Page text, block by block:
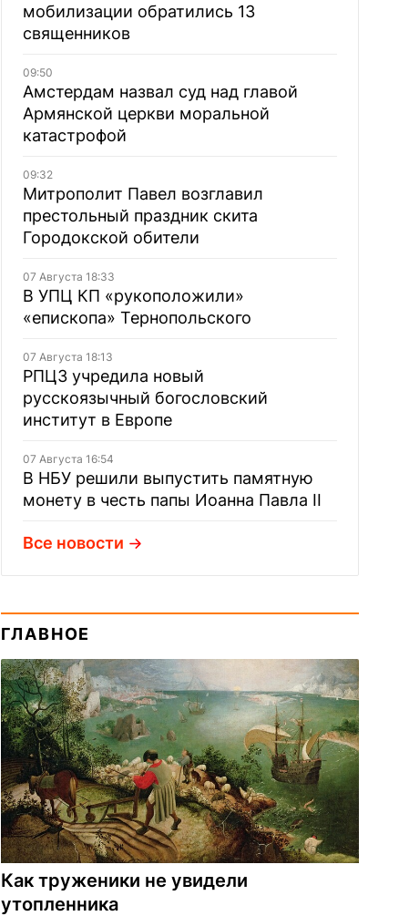
мобилизации обратились 13
священников
09:50
Амстердам назвал суд над главой
Армянской церкви моральной
катастрофой
09:32
Митрополит Павел возглавил
престольный праздник скита
Городокской обители
07 Августа 18:33
В УПЦ КП «рукоположили»
«епископа» Тернопольского
07 Августа 18:13
РПЦЗ учредила новый
русскоязычный богословский
институт в Европе
07 Августа 16:54
В НБУ решили выпустить памятную
монету в честь папы Иоанна Павла II
Все новости
ГЛАВНОЕ
Как труженики не увидели
утопленника